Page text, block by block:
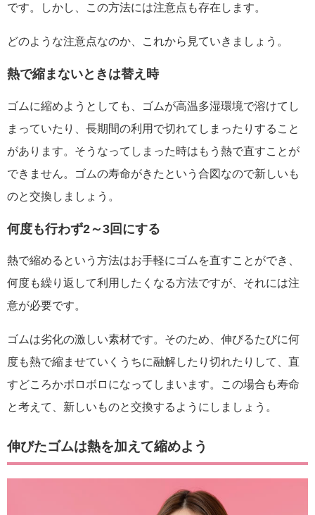
です。しかし、この方法には注意点も存在します。
どのような注意点なのか、これから見ていきましょう。
熱で縮まないときは替え時
ゴムに縮めようとしても、ゴムが高温多湿環境で溶けてし
まっていたり、長期間の利用で切れてしまったりすること
があります。そうなってしまった時はもう熱で直すことが
できません。ゴムの寿命がきたという合図なので新しいも
のと交換しましょう。
何度も行わず2～3回にする
熱で縮めるという方法はお手軽にゴムを直すことができ、
何度も繰り返して利用したくなる方法ですが、それには注
意が必要です。
ゴムは劣化の激しい素材です。そのため、伸びるたびに何
度も熱で縮ませていくうちに融解したり切れたりして、直
すどころかボロボロになってしまいます。この場合も寿命
と考えて、新しいものと交換するようにしましょう。
伸びたゴムは熱を加えて縮めよう